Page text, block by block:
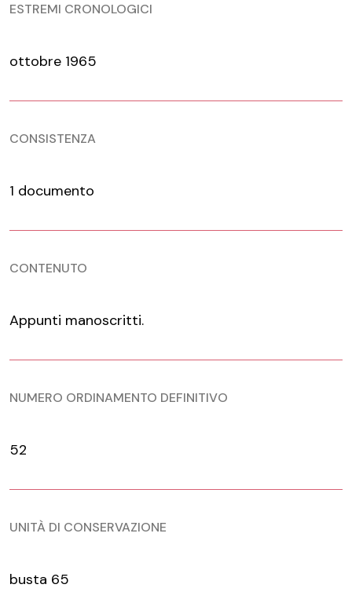
ESTREMI CRONOLOGICI
ottobre 1965
CONSISTENZA
1 documento
CONTENUTO
Appunti manoscritti.
NUMERO ORDINAMENTO DEFINITIVO
52
UNITÀ DI CONSERVAZIONE
busta 65